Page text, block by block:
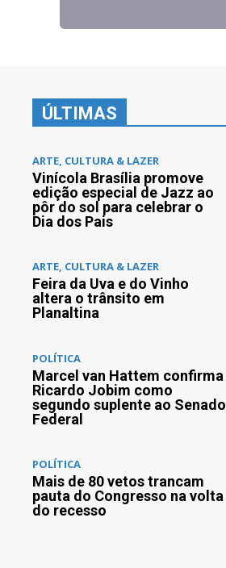
ÚLTIMAS
ARTE, CULTURA & LAZER
Vinícola Brasília promove
edição especial de Jazz ao
pôr do sol para celebrar o
Dia dos Pais
ARTE, CULTURA & LAZER
Feira da Uva e do Vinho
altera o trânsito em
Planaltina
POLÍTICA
Marcel van Hattem confirma
Ricardo Jobim como
segundo suplente ao Senado
Federal
POLÍTICA
Mais de 80 vetos trancam
pauta do Congresso na volta
do recesso